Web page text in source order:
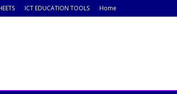
ICT EDUCATION TOOLS Home